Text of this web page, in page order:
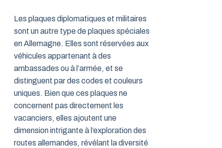
Les plaques diplomatiques et militaires
sont un autre type de plaques spéciales
en Allemagne. Elles sont réservées aux
véhicules appartenant à des
ambassades ou à l’armée, et se
distinguent par des codes et couleurs
uniques. Bien que ces plaques ne
concernent pas directement les
vacanciers, elles ajoutent une
dimension intrigante à l’exploration des
routes allemandes, révélant la diversité